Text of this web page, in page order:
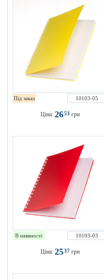
Під заказ 10103-05
Ціна: 2653 грн
В наявності 10103-03
Ціна: 2537 грн